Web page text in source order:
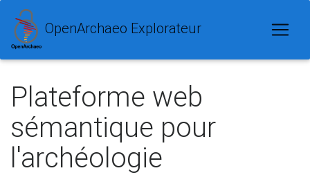
OpenArchaeo Explorateur
Plateforme web
sémantique pour
l'archéologie